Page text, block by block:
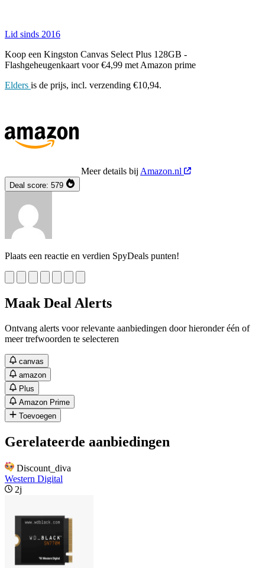
Lid sinds 2016
Koop een Kingston Canvas Select Plus 128GB -
Flashgeheugenkaart voor €4,99 met Amazon prime
Elders is de prijs, incl. verzending €10,94.
Meer details bij Amazon.nl
Deal score: 579
Plaats een reactie en verdien SpyDeals punten!
Maak Deal Alerts
Ontvang alerts voor relevante aanbiedingen door hieronder één of
meer trefwoorden te selecteren
canvas
amazon
Plus
Amazon Prime
Toevoegen
Gerelateerde aanbiedingen
Discount_diva
Western Digital
2j